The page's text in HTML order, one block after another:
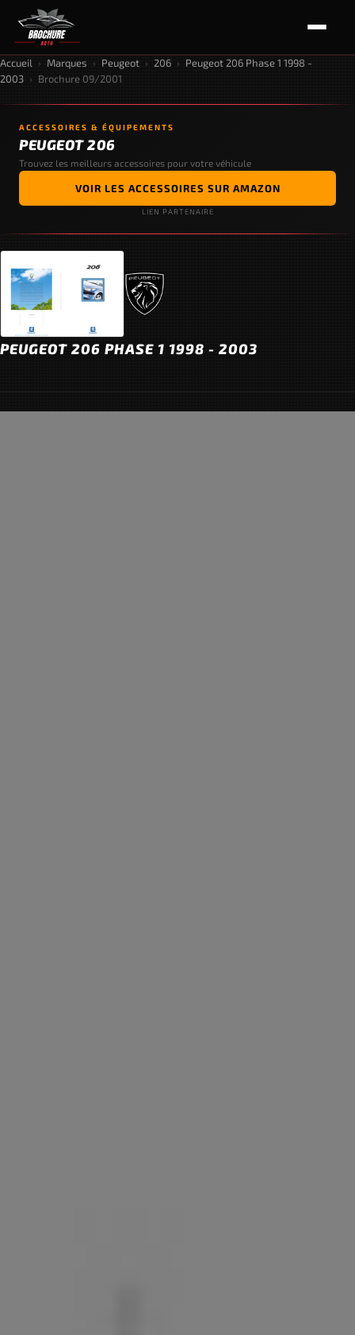
Accueil › Marques › Peugeot › 206 › Peugeot 206 Phase 1 1998 -
2003 › Brochure 09/2001
ACCESSOIRES & ÉQUIPEMENTS
PEUGEOT 206
Trouvez les meilleurs accessoires pour votre véhicule
VOIR LES ACCESSOIRES SUR AMAZON
LIEN PARTENAIRE
PEUGEOT 206 PHASE 1 1998 - 2003